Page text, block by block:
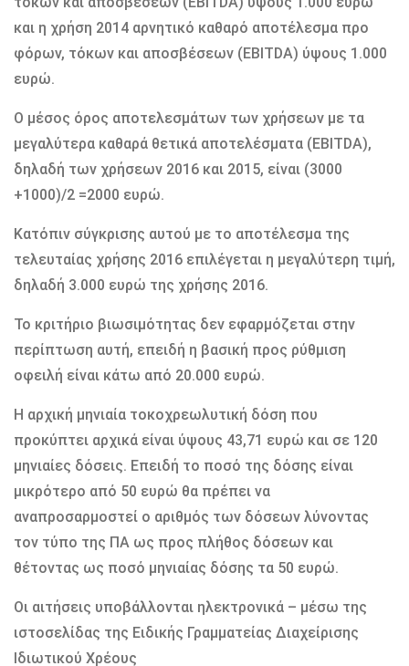
και η χρήση 2014 αρνητικό καθαρό αποτέλεσμα προ
φόρων, τόκων και αποσβέσεων (EBITDA) ύψους 1.000
ευρώ.
Ο μέσος όρος αποτελεσμάτων των χρήσεων με τα
μεγαλύτερα καθαρά θετικά αποτελέσματα (EBITDA),
δηλαδή των χρήσεων 2016 και 2015, είναι (3000
+1000)/2 =2000 ευρώ.
Κατόπιν σύγκρισης αυτού με το αποτέλεσμα της
τελευταίας χρήσης 2016 επιλέγεται η μεγαλύτερη τιμή,
δηλαδή 3.000 ευρώ της χρήσης 2016.
Το κριτήριο βιωσιμότητας δεν εφαρμόζεται στην
περίπτωση αυτή, επειδή η βασική προς ρύθμιση
οφειλή είναι κάτω από 20.000 ευρώ.
Η αρχική μηνιαία τοκοχρεωλυτική δόση που
προκύπτει αρχικά είναι ύψους 43,71 ευρώ και σε 120
μηνιαίες δόσεις. Επειδή το ποσό της δόσης είναι
μικρότερο από 50 ευρώ θα πρέπει να
αναπροσαρμοστεί ο αριθμός των δόσεων λύνοντας
τον τύπο της ΠΑ ως προς πλήθος δόσεων και
θέτοντας ως ποσό μηνιαίας δόσης τα 50 ευρώ.
Οι αιτήσεις υποβάλλονται ηλεκτρονικά – μέσω της
ιστοσελίδας της Ειδικής Γραμματείας Διαχείρισης
Ιδιωτικού Χρέους